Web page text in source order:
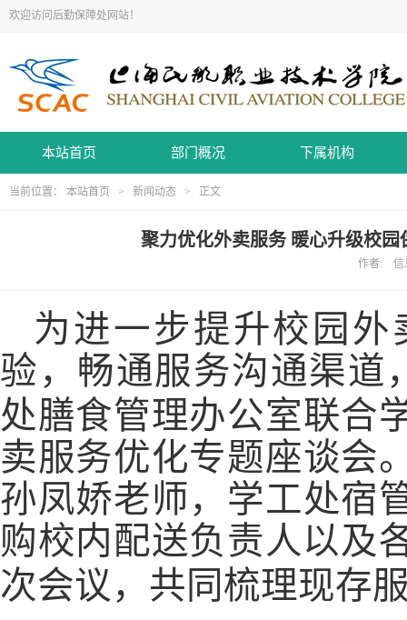
欢迎访问后勤保障处网站！
本站首页 部门概况 下属机构
当前位置： 本站首页 > 新闻动态 > 正文
聚力优化外卖服务 暖心升级校
作者: 信
为进一步提升校园
验，畅通服务沟通渠道
处膳食管理办公室联合
卖服务优化专题座谈会
孙凤娇老师，学工处宿
购校内配送负责人以及
次会议，共同梳理现存